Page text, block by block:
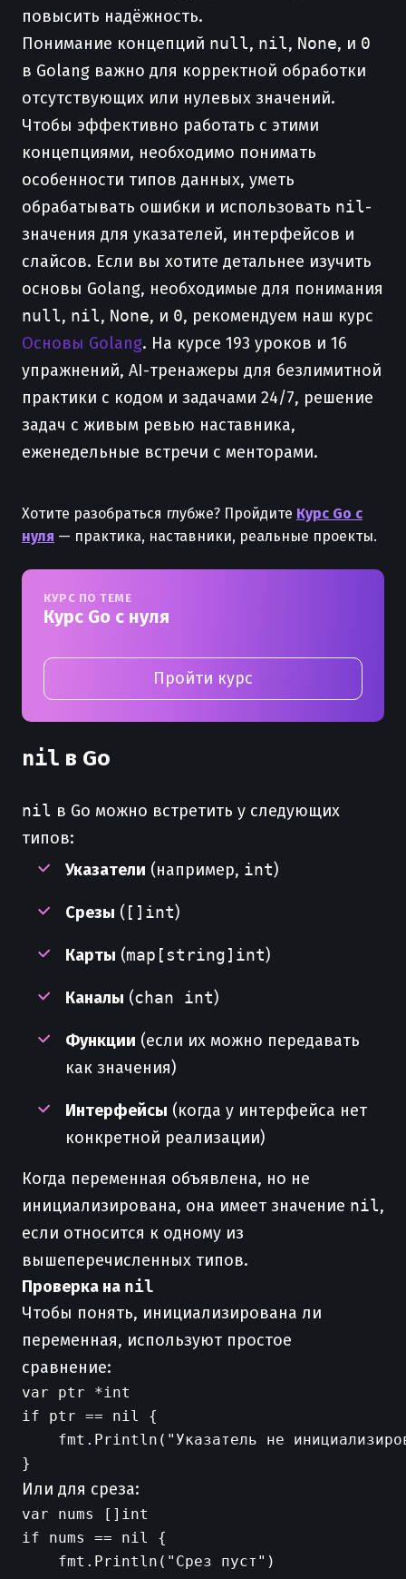
повысить надёжность.
Понимание концепций null, nil, None, и 0
в Golang важно для корректной обработки
отсутствующих или нулевых значений.
Чтобы эффективно работать с этими
концепциями, необходимо понимать
особенности типов данных, уметь
обрабатывать ошибки и использовать nil-
значения для указателей, интерфейсов и
слайсов. Если вы хотите детальнее изучить
основы Golang, необходимые для понимания
null, nil, None, и 0, рекомендуем наш курс
Основы Golang. На курсе 193 уроков и 16
упражнений, AI-тренажеры для безлимитной
практики с кодом и задачами 24/7, решение
задач с живым ревью наставника,
еженедельные встречи с менторами.
Хотите разобраться глубже? Пройдите Курс Go с
нуля — практика, наставники, реальные проекты.
КУРС ПО ТЕМЕ
Курс Go с нуля
Пройти курс
nil в Go
nil в Go можно встретить у следующих
типов:
Указатели (например, int)
Срезы ( []int)
Карты (map[string]int)
Каналы (chan int)
Функции (если их можно передавать
как значения)
Интерфейсы (когда у интерфейса нет
конкретной реализации)
Когда переменная объявлена, но не
инициализирована, она имеет значение nil,
если относится к одному из
вышеперечисленных типов.
Проверка на nil
Чтобы понять, инициализирована ли
переменная, используют простое
сравнение:
var ptr *int
if ptr == nil {
fmt.Println("Указатель не
Или для среза:
var nums []int
if nums == nil {
    fmt.Println("Срез пуст")